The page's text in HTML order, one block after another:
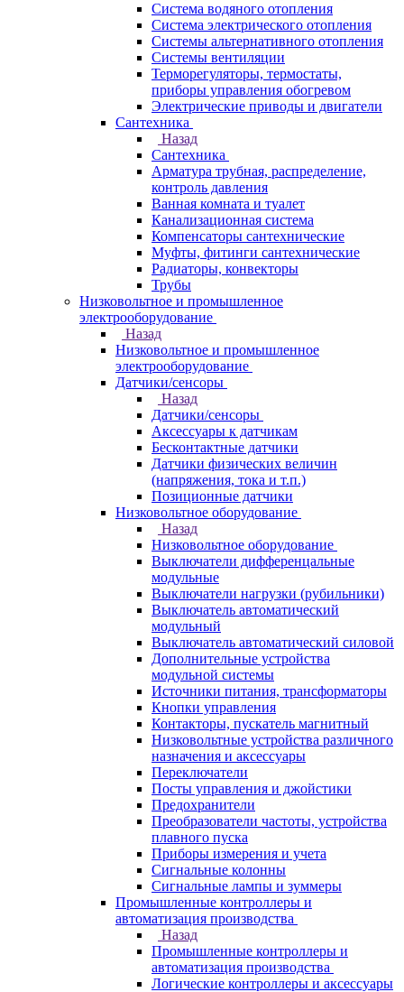
Система водяного отопления
Система электрического отопления
Системы альтернативного отопления
Системы вентиляции
Терморегуляторы, термостаты,
приборы управления обогревом
Электрические приводы и двигатели
Сантехника
Назад
Сантехника
Арматура трубная, распределение,
контроль давления
Ванная комната и туалет
Канализационная система
Компенсаторы сантехнические
Муфты, фитинги сантехнические
Радиаторы, конвекторы
Трубы
Низковольтное и промышленное
электрооборудование
Назад
Низковольтное и промышленное
электрооборудование
Датчики/сенсоры
Назад
Датчики/сенсоры
Аксессуары к датчикам
Бесконтактные датчики
Датчики физических величин
(напряжения, тока и т.п.)
Позиционные датчики
Низковольтное оборудование
Назад
Низковольтное оборудование
Выключатели дифференцальные
модульные
Выключатели нагрузки (рубильники)
Выключатель автоматический
модульный
Выключатель автоматический силовой
Дополнительные устройства
модульной системы
Источники питания, трансформаторы
Кнопки управления
Контакторы, пускатель магнитный
Низковольтные устройства различного
назначения и аксессуары
Переключатели
Посты управления и джойстики
Предохранители
Преобразователи частоты, устройства
плавного пуска
Приборы измерения и учета
Сигнальные колонны
Сигнальные лампы и зуммеры
Промышленные контроллеры и
автоматизация производства
Назад
Промышленные контроллеры и
автоматизация производства
Логические контроллеры и аксессуары